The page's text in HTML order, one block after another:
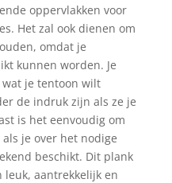
oppervlakken voor
Het zal ook dienen om
omdat je
kunnen worden. Je
je tentoon wilt
de indruk zijn als ze je
is het eenvoudig om
je over het nodige
beschikt. Dit plank
aantrekkelijk en